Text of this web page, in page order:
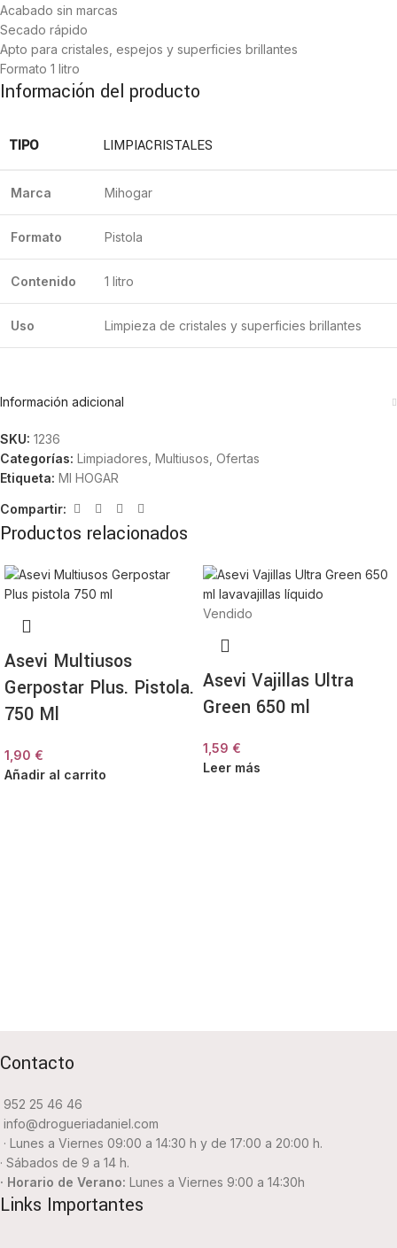
Acabado sin marcas
Secado rápido
Apto para cristales, espejos y superficies brillantes
Formato 1 litro
Información del producto
TIPO LIMPIACRISTALES
Marca Mihogar
Formato Pistola
Contenido 1 litro
Uso Limpieza de cristales y superficies brillantes
Información adicional
SKU: 1236
Categorías: Limpiadores Multiusos Ofertas
Etiqueta: MI HOGAR
Compartir:
Productos relacionados
Asevi Multiusos
Gerpostar Plus. Pistola.
750 Ml
1,90 €
Añadir al carrito
Vendido
Asevi Vajillas Ultra
Green 650 ml
1,59 €
Leer más
Contacto
952 25 46 46
info@drogueriadaniel.com
· Lunes a Viernes 09:00 a 14:30 h y de 17:00 a 20:00 h.
· Sábados de 9 a 14 h.
· Horario de Verano: Lunes a Viernes 9:00 a 14:30h
Links Importantes